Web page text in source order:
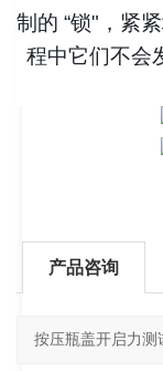
制的 “锁"，紧
程中它们不会
产品咨询